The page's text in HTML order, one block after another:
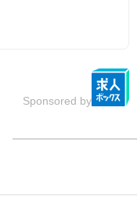
Sponsored by